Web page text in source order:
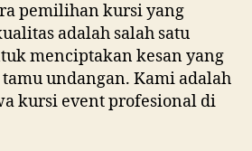
pemilihan kursi yang
adalah salah satu
menciptakan kesan yang
undangan. Kami adalah
kursi event profesional di